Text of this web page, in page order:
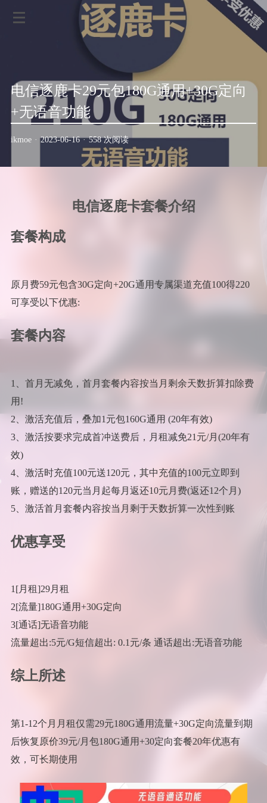
电信逐鹿卡29元包180G通用+30G定向
+无语音功能
ikmoe · 2023-06-16 · 558 次阅读
电信逐鹿卡套餐介绍
套餐构成
原月费59元包含30G定向+20G通用专属渠道充值100得220
可享受以下优惠:
套餐内容
1、首月无减免，首月套餐内容按当月剩余天数折算扣除费
用!
2、激活充值后，叠加1元包160G通用 (20年有效)
3、激活按要求完成首冲送费后，月租减免21元/月(20年有
效)
4、激活时充值100元送120元，其中充值的100元立即到
账，赠送的120元当月起每月返还10元月费(返还12个月)
5、激活首月套餐内容按当月剩于天数折算一次性到账
优惠享受
1[月租]29月租
2[流量]180G通用+30G定向
3[通话]无语音功能
流量超出:5元/G短信超出: 0.1元/条 通话超出:无语音功能
综上所述
第1-12个月月租仅需29元180G通用流量+30G定向流量到期
后恢复原价39元/月包180G通用+30定向套餐20年优惠有
效，可长期使用